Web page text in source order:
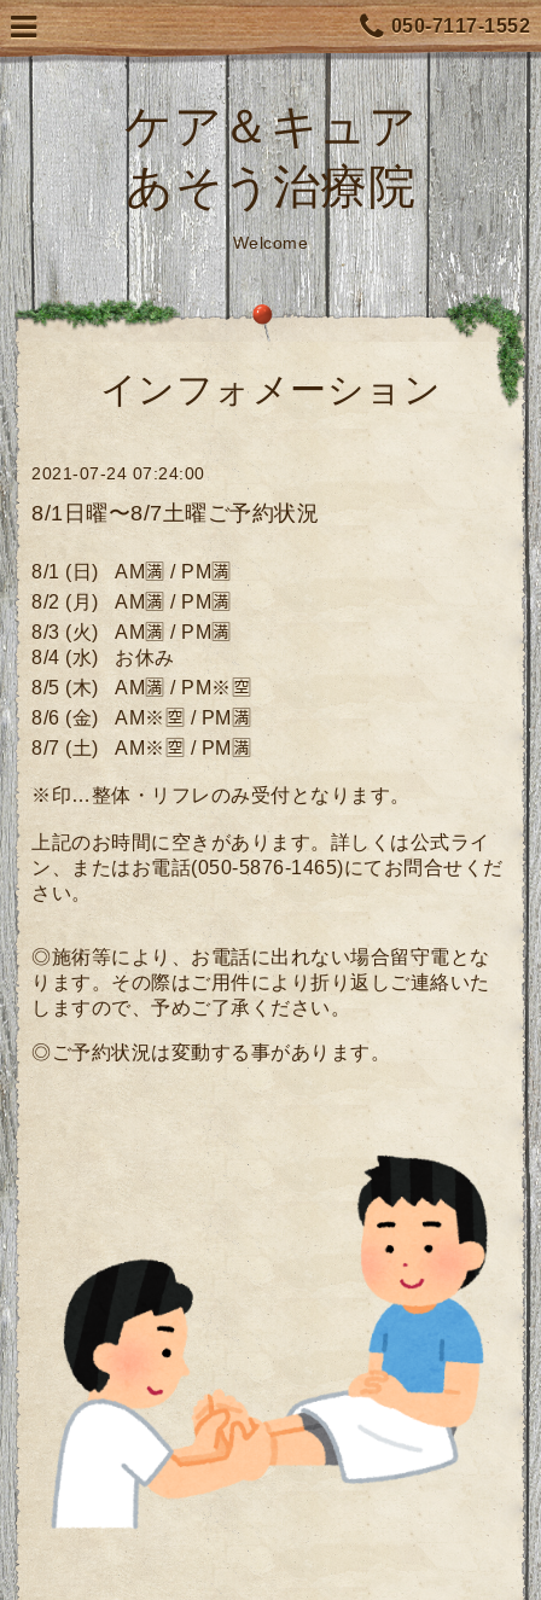
050-7117-1552
ケア＆キュア
あそう治療院
Welcome
インフォメーション
2021-07-24 07:24:00
8/1日曜〜8/7土曜ご予約状況
8/1 (日)AM🈵 / PM🈵
8/2 (月)AM🈵 /PM🈵
8/3 (火)AM🈵 / PM🈵
8/4 (水)
お休み
8/5 (木)
AM🈵 / P M※🈳
8/6 (金)AM※🈳 / PM🈵
8/7 (土) AM※🈳 / PM🈵
※印…整体・リフレのみ受付となります。
上記のお時間に空きがあります。詳しくは公式ライ
ン、またはお電話(050-5876-1465)にてお問合せくだ
さい。
◎施術等により、お電話に出れない場合留守電とな
ります。その際はご用件により折り返しご連絡いた
しますので、予めご了承ください。
◎ご予約状況は変動する事があります。